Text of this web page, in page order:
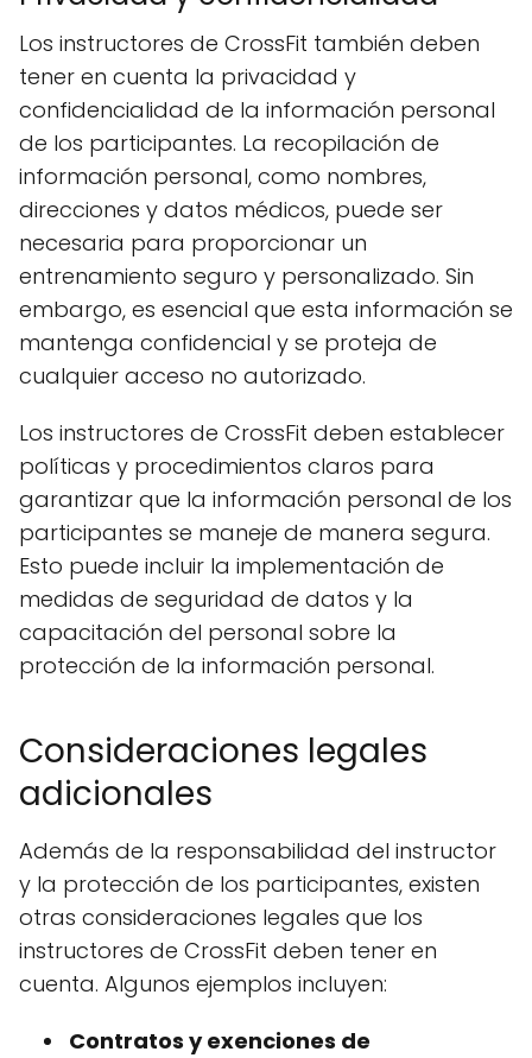
Los instructores de CrossFit también deben
tener en cuenta la privacidad y
confidencialidad de la información personal
de los participantes. La recopilación de
información personal, como nombres,
direcciones y datos médicos, puede ser
necesaria para proporcionar un
entrenamiento seguro y personalizado. Sin
embargo, es esencial que esta información se
mantenga confidencial y se proteja de
cualquier acceso no autorizado.
Los instructores de CrossFit deben establecer
políticas y procedimientos claros para
garantizar que la información personal de los
participantes se maneje de manera segura.
Esto puede incluir la implementación de
medidas de seguridad de datos y la
capacitación del personal sobre la
protección de la información personal.
Consideraciones legales
adicionales
Además de la responsabilidad del instructor
y la protección de los participantes, existen
otras consideraciones legales que los
instructores de CrossFit deben tener en
cuenta. Algunos ejemplos incluyen:
Contratos y exenciones de